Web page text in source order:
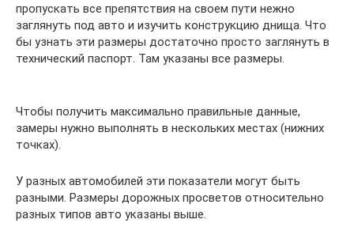
пропускать все препятствия на своем пути нежно
заглянуть под авто и изучить конструкцию днища. Что
бы узнать эти размеры достаточно просто заглянуть в
технический паспорт. Там указаны все размеры.
Чтобы получить максимально правильные данные,
замеры нужно выполнять в нескольких местах (нижних
точках).
У разных автомобилей эти показатели могут быть
разными. Размеры дорожных просветов относительно
разных типов авто указаны выше.